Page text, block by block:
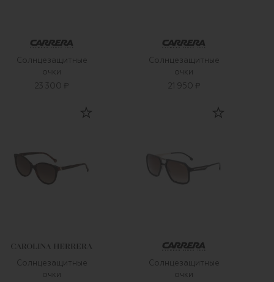
Солнцезащитные
очки
23 300 ₽
Солнцезащитные
очки
21 950 ₽
Солнцезащитные
очки
Солнцезащитные
очки